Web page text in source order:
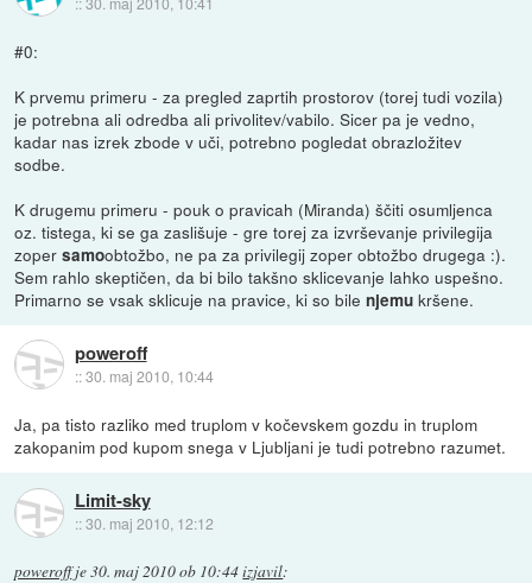
#0:
K prvemu primeru - za pregled zaprtih prostorov (torej tudi vozila)
je potrebna ali odredba ali privolitev/vabilo. Sicer pa je vedno,
kadar nas izrek zbode v uči, potrebno pogledat obrazložitev
sodbe.
K drugemu primeru - pouk o pravicah (Miranda) ščiti osumljenca
oz. tistega, ki se ga zaslišuje - gre torej za izvrševanje privilegija
zopersamoobtožbo, ne pa za privilegij zoper obtožbo drugega :).
Sem rahlo skeptičen, da bi bilo takšno sklicevanje lahko uspešno.
Primarno se vsak sklicuje na pravice, ki so bilenjemu kršene.
poweroff
::30. maj 2010, 10:44
Ja, pa tisto razliko med truplom v kočevskem gozdu in truplom
zakopanim pod kupom snega v Ljubljani je tudi potrebno razumet.
Limit-sky
::30. maj 2010, 12:12
poweroffje30. maj 2010 ob 10:44izjavil: